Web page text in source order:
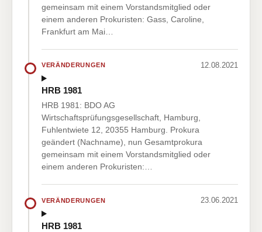
gemeinsam mit einem Vorstandsmitglied oder
einem anderen Prokuristen: Gass, Caroline,
Frankfurt am Mai…
VERÄNDERUNGEN 12.08.2021
HRB 1981
HRB 1981: BDO AG
Wirtschaftsprüfungsgesellschaft, Hamburg,
Fuhlentwiete 12, 20355 Hamburg. Prokura
geändert (Nachname), nun Gesamtprokura
gemeinsam mit einem Vorstandsmitglied oder
einem anderen Prokuristen:…
VERÄNDERUNGEN 23.06.2021
HRB 1981